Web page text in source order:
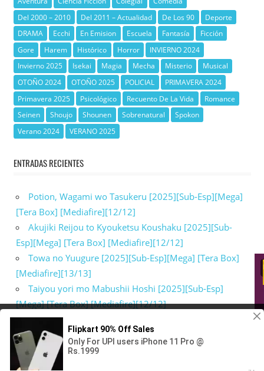
Del 2000 – 2010
Del 2011 – Actualidad De Los 90
Deporte
DRAMA
Ecchi En Emision Escuela Fantasía
Ficción
Gore
Harem Histórico Horror
INVIERNO 2024
Invierno 2025
Isekai Magia Mecha Misterio
Musical
OTOÑO 2024
OTOÑO 2025 POLICIAL
PRIMAVERA 2024
Primavera 2025
Psicológico Recuento De La Vida
Romance
Seinen
Shoujo Shounen Sobrenatural
Spokon
Verano 2024
VERANO 2025
ENTRADAS RECIENTES
Potion, Wagami wo Tasukeru [2025][Sub-Esp][Mega]
[Tera Box] [Mediafire][12/12]
Akujiki Reijou to Kyouketsu Koushaku [2025][Sub-
Esp][Mega] [Tera Box] [Mediafire][12/12]
Towa no Yuugure [2025][Sub-Esp][Mega] [Tera Box]
[Mediafire][13/13]
Taiyou yori mo Mabushii Hoshi [2025][Sub-Esp]
[Mega] [Tera Box] [Mediafire][12/12]
Watashi wo Tabetai, Hitodenashi [2025][Sub-Esp]
[Mega] [Tera Box] [Mediafire][13/13]
Utilizamos cookies para asegurar que damos la mejor
experiencia al usuario en nuestra web. Si sigues utilizando
este sitio asumiremos que estás de acuerdo.